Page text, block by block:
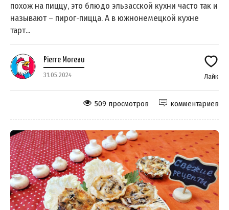
похож на пиццу, это блюдо эльзасской кухни часто так и
называют – пирог-пицца. А в южнонемецкой кухне
тарт...
Pierre Moreau
31.05.2024 Лайк
комментариев
509 просмотров